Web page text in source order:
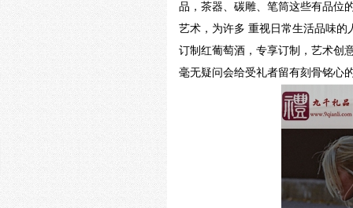
品，茶器、碳雕、笔筒这些有品位
艺术，为许多 重视日常生活品味
订制红葡萄酒，专享订制，艺术创
毫无疑问会给受礼者留有刻骨铭心